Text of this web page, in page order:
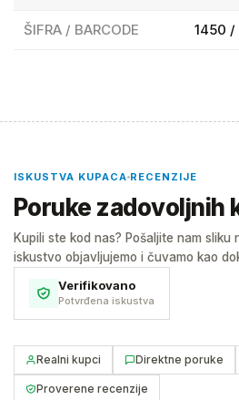
ŠIFRA / BARCODE 1450 /
ISKUSTVA KUPACA RECENZIJE
Poruke zadovoljnih
Kupili ste kod nas? Pošaljite nam
iskustvo objavljujemo i čuvamo kao
Verifikovano
Potvrđena iskustva
Realni kupci Direktne poruke
Proverene recenzije